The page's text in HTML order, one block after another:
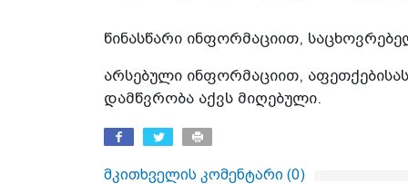
წინასწარი ინფორმაციით,
არსებული ინფორმაციით,
დამწვრობა აქვს მიღებული.
მკითხველის კომენტარი (0)